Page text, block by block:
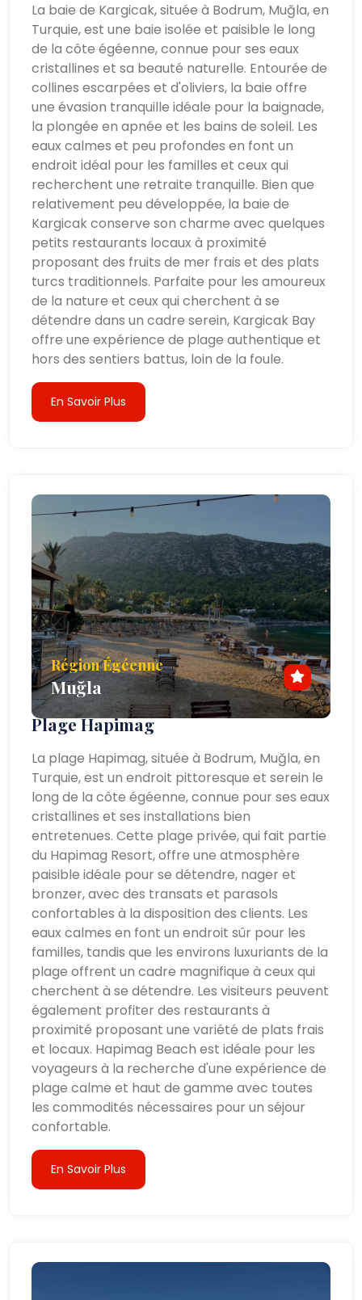
La baie de Kargicak, située à Bodrum, Muğla, en
Turquie, est une baie isolée et paisible le long
de la côte égéenne, connue pour ses eaux
cristallines et sa beauté naturelle. Entourée de
collines escarpées et d'oliviers, la baie offre
une évasion tranquille idéale pour la baignade,
la plongée en apnée et les bains de soleil. Les
eaux calmes et peu profondes en font un
endroit idéal pour les familles et ceux qui
recherchent une retraite tranquille. Bien que
relativement peu développée, la baie de
Kargicak conserve son charme avec quelques
petits restaurants locaux à proximité
proposant des fruits de mer frais et des plats
turcs traditionnels. Parfaite pour les amoureux
de la nature et ceux qui cherchent à se
détendre dans un cadre serein, Kargicak Bay
offre une expérience de plage authentique et
hors des sentiers battus, loin de la foule.
En Savoir Plus
Région Égéenne
Muğla
Plage Hapimag
La plage Hapimag, située à Bodrum, Muğla, en
Turquie, est un endroit pittoresque et serein le
long de la côte égéenne, connue pour ses eaux
cristallines et ses installations bien
entretenues. Cette plage privée, qui fait partie
du Hapimag Resort, offre une atmosphère
paisible idéale pour se détendre, nager et
bronzer, avec des transats et parasols
confortables à la disposition des clients. Les
eaux calmes en font un endroit sûr pour les
familles, tandis que les environs luxuriants de la
plage offrent un cadre magnifique à ceux qui
cherchent à se détendre. Les visiteurs peuvent
également profiter des restaurants à
proximité proposant une variété de plats frais
et locaux. Hapimag Beach est idéale pour les
voyageurs à la recherche d'une expérience de
plage calme et haut de gamme avec toutes
les commodités nécessaires pour un séjour
confortable.
En Savoir Plus